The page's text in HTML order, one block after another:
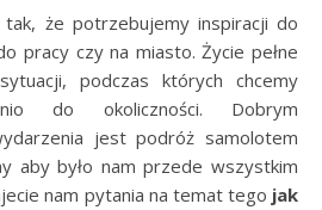
pracy czy na miasto. Życie pełne
podczas których chcemy
do okoliczności. Dobrym
jest podróż samolotem
aby było nam przede wszystkim
nam pytania na temat tego jak